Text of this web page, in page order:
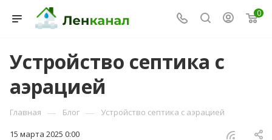
0
Устройство септика с
аэрацией
Главная — Блог —
Устройство септика с аэрацией
15 марта 2025 0:00
Консультант Ленканал
Онлайн — отвечаем моментально